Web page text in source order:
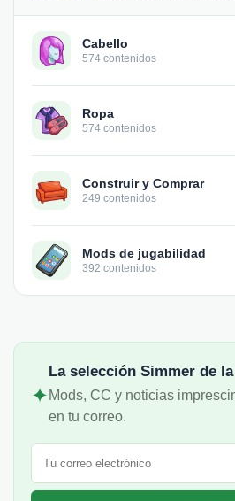
Cabello
574 contenidos
Ropa
574 contenidos
Construir y Comprar
249 contenidos
Mods de jugabilidad
392 contenidos
✦
La selección Simmer de
Mods, CC y noticias
en tu correo.
Correo electrónico